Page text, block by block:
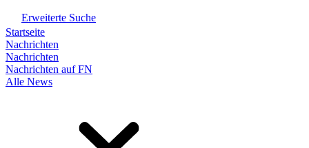
Erweiterte Suche
Startseite
Nachrichten
Nachrichten
Nachrichten auf FN
Alle News